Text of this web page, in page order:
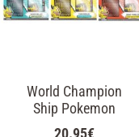
World Champion
Ship Pokemon